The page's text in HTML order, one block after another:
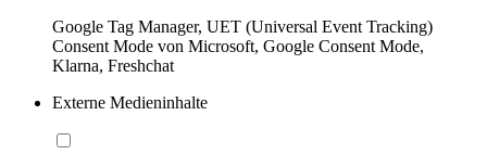
Google Tag Manager, UET (Universal Event Tracking)
Consent Mode von Microsoft, Google Consent Mode,
Klarna, Freshchat
Externe Medieninhalte